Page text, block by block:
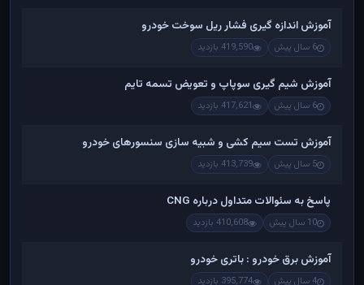
آموزش اندازه گیری فشار ریل سوخت خودرو
6 سال پیش 419,590 بازدید
آموزش شیم گیری سوپاپ و تعویض تسمه تایم
6 سال پیش 417,621 بازدید
آموزش تست سیم کشی و شبیه سازی سنسورهای خودرو
5 سال پیش 413,739 بازدید
پاسخ به سئوالات متداول درباره CNG
10 سال پیش 410,608 بازدید
آموزش برق خودرو : باتری خودرو
4 سال پیش 395,774 بازدید